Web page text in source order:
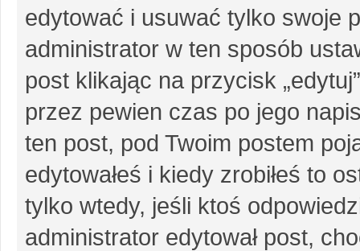
edytować i usuwać tylko swoje
administrator w ten sposób
post klikając na przycisk
przez pewien czas po jego
ten post, pod Twoim postem
edytowałeś i kiedy zrobiłeś to
tylko wtedy, jeśli ktoś
administrator edytował post,